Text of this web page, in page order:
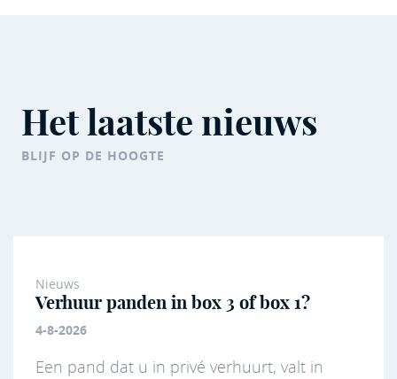
Het laatste nieuws
BLIJF OP DE HOOGTE
Nieuws
Verhuur panden in box 3 of box 1?
4-8-2026
Een pand dat u in privé verhuurt, valt in